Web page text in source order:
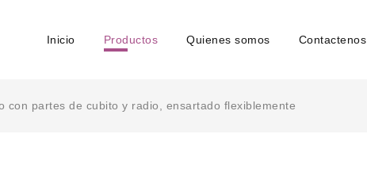
Inicio Productos Quienes somos Contactenos
con partes de cubito y radio, ensartado flexiblemente